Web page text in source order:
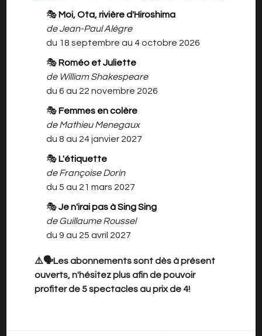
🎭 Moi, Ota, rivière d'Hiroshima
de Jean-Paul Alègre
du 18 septembre au 4 octobre 2026
🎭 Roméo et Juliette
de William Shakespeare
du 6 au 22 novembre 2026
🎭 Femmes en colère
de Mathieu Menegaux
du 8 au 24 janvier 2027
🎭 L'étiquette
de Françoise Dorin
du 5 au 21 mars 2027
🎭Je n'irai pas à Sing Sing
de Guillaume Roussel
du 9 au 25 avril 2027
⚠️🗣️Les abonnements sont dès à présent
ouverts, n'hésitez plus afin de pouvoir
profiter de 5 spectacles au prix de 4!
sa mère, sa sœur, son frère et sa belle-sœur
afin de leur annoncer sa mort
prochaine.
Mais au fil des conversations, le silence de
toutes ces années laisse place à la
colère et aux reproches, mettant à rude
épreuve ce fragile édifice familial.
Jean-Luc Lagarce, auteur français, décédé à
l’âge de 38 ans, est l'un des auteurs
contemporains les plus joués en France et à
l’étranger. Ses textes, traduits en 25
langues, sont joués dans de nombreux pays.
Cette pièce, un drame familial
intemporel, a été portée au cinéma en 2016
par Xavier Dolan.
Avec Sophie David, Guy Leroy, Mélodie
Pondeville, Christine Widar, Michaël Evrard